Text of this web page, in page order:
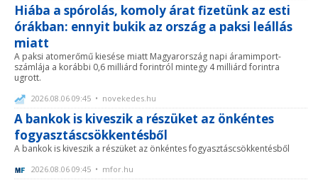
Hiába a spórolás, komoly árat fizetünk az esti
órákban: ennyit bukik az ország a paksi leállás
miatt
A paksi atomerőmű kiesése miatt Magyarország napi áramimport-
számlája a korábbi 0,6 milliárd forintról mintegy 4 milliárd forintra
ugrott.
2026.08.06 09:45 • novekedes.hu
A bankok is kiveszik a részüket az önkéntes
fogyasztáscsökkentésből
A bankok is kiveszik a részüket az önkéntes fogyasztáscsökkentésből
2026.08.06 09:45 • mfor.hu